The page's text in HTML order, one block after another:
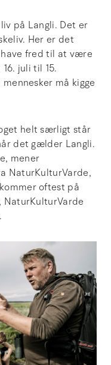
på Langli. Det er
Her er det
have fred til at være
juli til 15.
må kigge
helt særligt står
det gælder Langli.
mener
NaturKulturVarde,
oftest på